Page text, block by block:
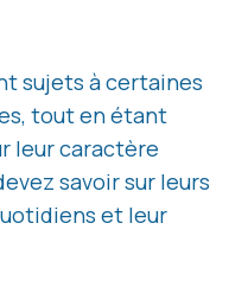
sujets à certaines
tout en étant
leur caractère
savoir sur leurs
et leur